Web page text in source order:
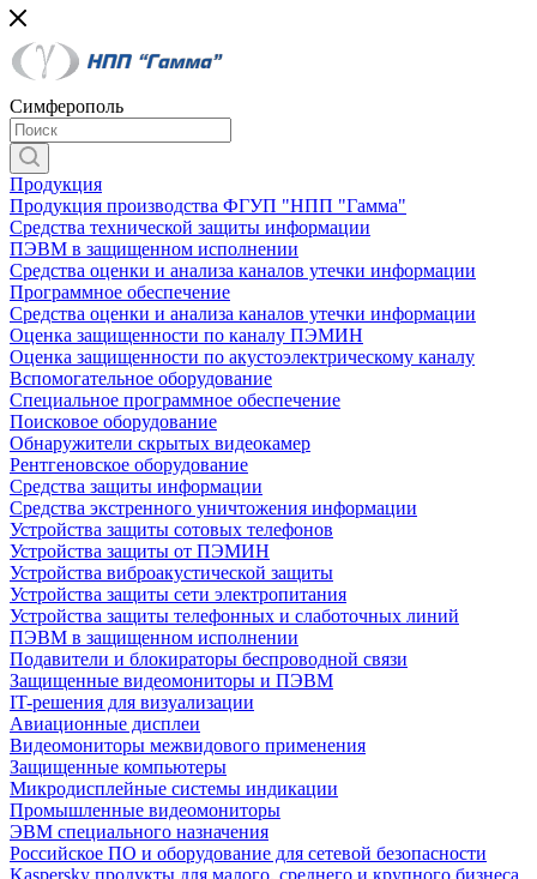
Симферополь
Продукция
Продукция производства ФГУП "НПП "Гамма"
Средства технической защиты информации
ПЭВМ в защищенном исполнении
Средства оценки и анализа каналов утечки информации
Программное обеспечение
Средства оценки и анализа каналов утечки информации
Оценка защищенности по каналу ПЭМИН
Оценка защищенности по акустоэлектрическому каналу
Вспомогательное оборудование
Специальное программное обеспечение
Поисковое оборудование
Обнаружители скрытых видеокамер
Рентгеновское оборудование
Средства защиты информации
Средства экстренного уничтожения информации
Устройства защиты сотовых телефонов
Устройства защиты от ПЭМИН
Устройства виброакустической защиты
Устройства защиты сети электропитания
Устройства защиты телефонных и слаботочных линий
ПЭВМ в защищенном исполнении
Подавители и блокираторы беспроводной связи
Защищенные видеомониторы и ПЭВМ
IT-решения для визуализации
Авиационные дисплеи
Видеомониторы межвидового применения
Защищенные компьютеры
Микродисплейные системы индикации
Промышленные видеомониторы
ЭВМ специального назначения
Российское ПО и оборудование для сетевой безопасности
Kaspersky продукты для малого, среднего и крупного бизнеса